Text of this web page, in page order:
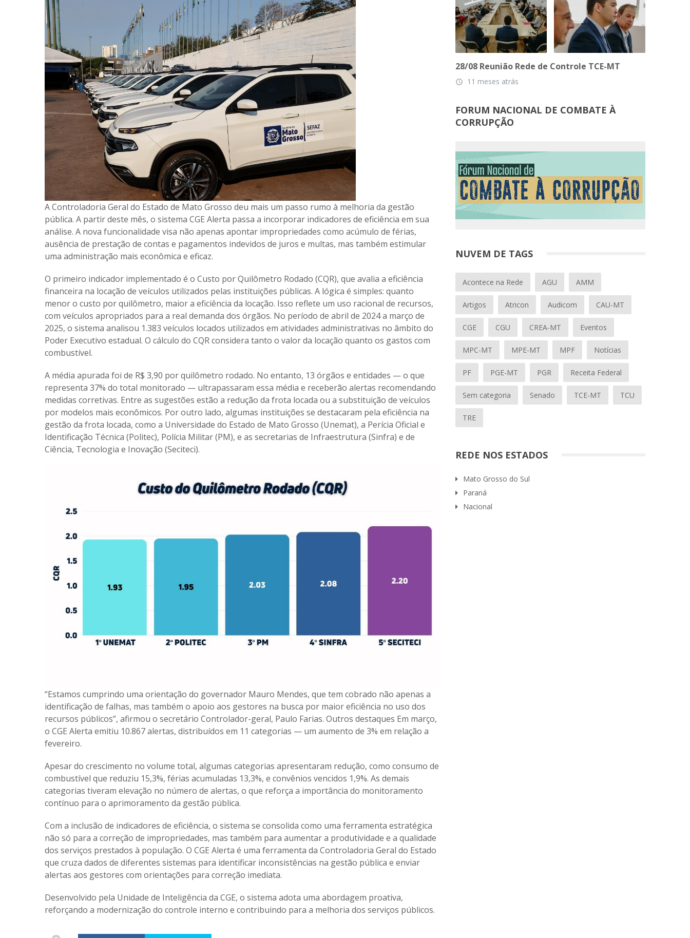
A Controladoria Geral do Estado de Mato Grosso deu mais um passo rumo à melhoria da gestão
pública. A partir deste mês, o sistema CGE Alerta passa a incorporar indicadores de eficiência em sua
análise. A nova funcionalidade visa não apenas apontar impropriedades como acúmulo de férias,
ausência de prestação de contas e pagamentos indevidos de juros e multas, mas também estimular
uma administração mais econômica e eficaz.
O primeiro indicador implementado é o Custo por Quilômetro Rodado (CQR), que avalia a eficiência
financeira na locação de veículos utilizados pelas instituições públicas. A lógica é simples: quanto
menor o custo por quilômetro, maior a eficiência da locação. Isso reflete um uso racional de recursos,
com veículos apropriados para a real demanda dos órgãos. No período de abril de 2024 a março de
2025, o sistema analisou 1.383 veículos locados utilizados em atividades administrativas no âmbito do
Poder Executivo estadual. O cálculo do CQR considera tanto o valor da locação quanto os gastos com
combustível.
A média apurada foi de R$ 3,90 por quilômetro rodado. No entanto, 13 órgãos e entidades — o que
representa 37% do total monitorado — ultrapassaram essa média e receberão alertas recomendando
medidas corretivas. Entre as sugestões estão a redução da frota locada ou a substituição de veículos
por modelos mais econômicos. Por outro lado, algumas instituições se destacaram pela eficiência na
gestão da frota locada, como a Universidade do Estado de Mato Grosso (Unemat), a Perícia Oficial e
Identificação Técnica (Politec), Polícia Militar (PM), e as secretarias de Infraestrutura (Sinfra) e de
Ciência, Tecnologia e Inovação (Seciteci).
“Estamos cumprindo uma orientação do governador Mauro Mendes, que tem cobrado não apenas a
identificação de falhas, mas também o apoio aos gestores na busca por maior eficiência no uso dos
recursos públicos”, afirmou o secretário Controlador-geral, Paulo Farias. Outros destaques Em março,
o CGE Alerta emitiu 10.867 alertas, distribuídos em 11 categorias — um aumento de 3% em relação a
fevereiro.
Apesar do crescimento no volume total, algumas categorias apresentaram redução, como consumo de
combustível que reduziu 15,3%, férias acumuladas 13,3%, e convênios vencidos 1,9%. As demais
categorias tiveram elevação no número de alertas, o que reforça a importância do monitoramento
contínuo para o aprimoramento da gestão pública.
Com a inclusão de indicadores de eficiência, o sistema se consolida como uma ferramenta estratégica
não só para a correção de impropriedades, mas também para aumentar a produtividade e a qualidade
dos serviços prestados à população. O CGE Alerta é uma ferramenta da Controladoria Geral do Estado
que cruza dados de diferentes sistemas para identificar inconsistências na gestão pública e enviar
alertas aos gestores com orientações para correção imediata.
Desenvolvido pela Unidade de Inteligência da CGE, o sistema adota uma abordagem proativa,
reforçando a modernização do controle interno e contribuindo para a melhoria dos serviços públicos.
28/08 Reunião Rede de Controle TCE-MT
access_time 11 meses atrás
FORUM NACIONAL DE COMBATE À
CORRUPÇÃO
NUVEM DE TAGS
Acontece na Rede AGU AMM
Artigos Atricon Audicom CAU-MT
CGE CGU CREA-MT Eventos
MPC-MT MPE-MT MPF Notícias
PF PGE-MT PGR Receita Federal
Sem categoria Senado TCE-MT TCU
TRE
REDE NOS ESTADOS
Mato Grosso do Sul
Paraná
Nacional